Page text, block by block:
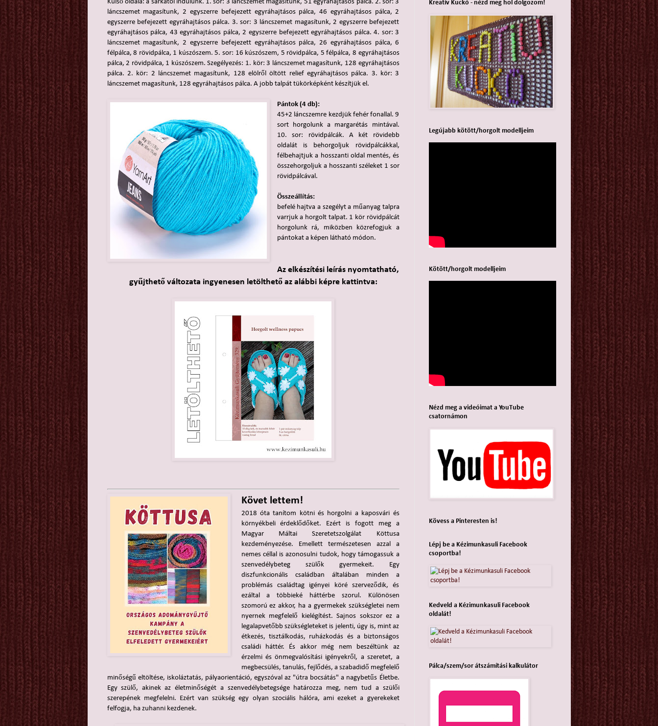
láncszemet magasítunk, 2 egyszerre befejezett egyráhajtásos pálca, 46 egyráhajtásos pálca, 2
egyszerre befejezett egyráhajtásos pálca. 3. sor: 3 láncszemet magasítunk, 2 egyszerre befejezett
egyráhajtásos pálca, 43 egyráhajtásos pálca, 2 egyszerre befejezett egyráhajtásos pálca. 4. sor: 3
láncszemet magasítunk, 2 egyszerre befejezett egyráhajtásos pálca, 26 egyráhajtásos pálca, 6
félpálca, 8 rövidpálca, 1 kúszószem. 5. sor: 16 kúszószem, 5 rövidpálca, 5 félpálca, 8 egyráhajtásos
pálca, 2 rövidpálca, 1 kúszószem. Szegélyezés: 1. kör: 3 láncszemet magasítunk, 128 egyráhajtásos
pálca. 2. kör: 2 láncszemet magasítunk, 128 elölről öltött relief egyráhajtásos pálca. 3. kör: 3
láncszemet magasítunk, 128 egyráhajtásos pálca. A jobb talpát tükörképként készítjük el.
Pántok (4 db):
45+2 láncszemre kezdjük fehér fonallal. 9
sort horgolunk a margarétás mintával.
10. sor: rövidpálcák. A két rövidebb
oldalát is behorgoljuk rövidpálcákkal,
félbehajtjuk a hosszanti oldal mentés, és
összehorgoljuk a hosszanti széleket 1 sor
rövidpálcával.
Összeállítás:
befelé hajtva a szegélyt a műanyag talpra
varrjuk a horgolt talpat. 1 kör rövidpálcát
horgolunk rá, miközben közrefogjuk a
pántokat a képen látható módon.
Az elkészítési leírás nyomtatható,
gyűjthető változata ingyenesen letölthető az alábbi képre kattintva:
Követ lettem!
2018 óta tanítom kötni és horgolni a kaposvári és
környékbeli érdeklődőket. Ezért is fogott meg a
Magyar Máltai Szeretetszolgálat Köttusa
kezdeményezése. Emellett természetesen azzal a
nemes céllal is azonosulni tudok, hogy támogassuk a
szenvedélybeteg szülők gyermekeit. Egy
diszfunkcionális családban általában minden a
problémás családtag igényei köré szerveződik, és
ezáltal a többieké háttérbe szorul. Különösen
szomorú ez akkor, ha a gyermekek szükségletei nem
nyernek megfelelő kielégítést. Sajnos sokszor ez a
legalapvetőbb szükségleteket is jelenti, úgy is, mint az
étkezés, tisztálkodás, ruházkodás és a biztonságos
családi háttér. És akkor még nem beszéltünk az
érzelmi és önmegvalósítási igényekről, a szeretet, a
megbecsülés, tanulás, fejlődés, a szabadidő megfelelő
minőségű eltöltése, iskoláztatás, pályaorientáció, egyszóval az "útra bocsátás" a nagybetűs Életbe.
Egy szülő, akinek az életminőségét a szenvedélybetegsége határozza meg, nem tud a szülői
szerepének megfelelni. Ezért van szükség egy olyan szociális hálóra, ami ezeket a gyerekeket
felfogja, ha zuhanni kezdenek.
Kreatív Kuckó - nézd meg hol dolgozom!
Legújabb kötött/horgolt modelljeim
Kötött/horgolt modelljeim
Nézd meg a videóimat a YouTube
csatornámon
Kövess a Pinteresten is!
Lépj be a Kézimunkasuli Facebook
csoportba!
Kedveld a Kézimunkasuli Facebook
oldalát!
Pálca/szem/sor átszámítási kalkulátor